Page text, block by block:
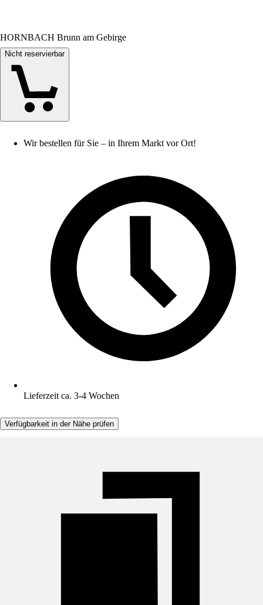
HORNBACH Brunn am Gebirge
Nicht reservierbar
Wir bestellen für Sie – in Ihrem Markt vor Ort!
Lieferzeit ca. 3-4 Wochen
Verfügbarkeit in der Nähe prüfen